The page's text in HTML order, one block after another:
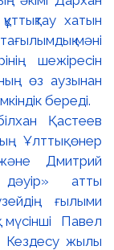
Қастеев
Ұлттық өнер
Дмитрий
атты
ғылыми
мүсінші Павел
жылы